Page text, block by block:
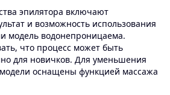
эпилятора включают
и возможность использования
модель водонепроницаема.
что процесс может быть
для новичков. Для уменьшения
оснащены функцией массажа